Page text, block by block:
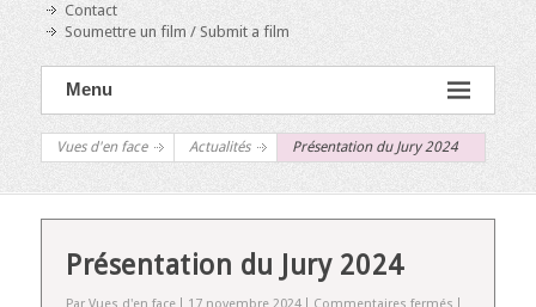
Contact
Soumettre un film / Submit a film
Menu
Vues d'en face Actualités Présentation du Jury 2024
Présentation du Jury 2024
sur